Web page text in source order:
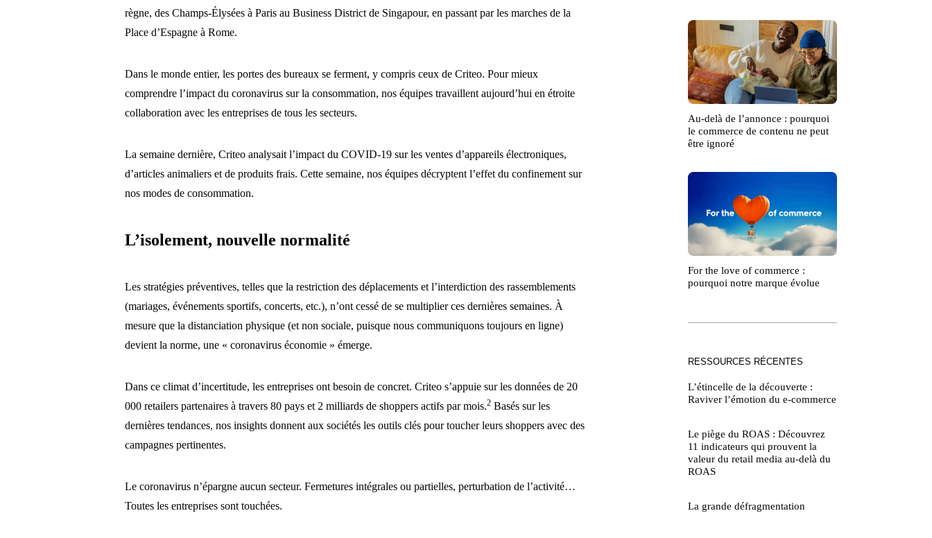
règne, des Champs-Élysées à Paris au Business District de Singapour, en passant par les marches de la
Place d’Espagne à Rome.
Dans le monde entier, les portes des bureaux se ferment, y compris ceux de Criteo. Pour mieux
comprendre l’impact du coronavirus sur la consommation, nos équipes travaillent aujourd’hui en étroite
collaboration avec les entreprises de tous les secteurs.
La semaine dernière, Criteo analysait l’impact du COVID-19 sur les ventes d’appareils électroniques,
d’articles animaliers et de produits frais. Cette semaine, nos équipes décryptent l’effet du confinement sur
nos modes de consommation.
L’isolement, nouvelle normalité
Les stratégies préventives, telles que la restriction des déplacements et l’interdiction des rassemblements
(mariages, événements sportifs, concerts, etc.), n’ont cessé de se multiplier ces dernières semaines. À
mesure que la distanciation physique (et non sociale, puisque nous communiquons toujours en ligne)
devient la norme, une « coronavirus économie » émerge.
Dans ce climat d’incertitude, les entreprises ont besoin de concret. Criteo s’appuie sur les données de 20
000 retailers partenaires à travers 80 pays et 2 milliards de shoppers actifs par mois.2 Basés sur les
dernières tendances, nos insights donnent aux sociétés les outils clés pour toucher leurs shoppers avec des
campagnes pertinentes.
Le coronavirus n’épargne aucun secteur. Fermetures intégrales ou partielles, perturbation de l’activité…
Toutes les entreprises sont touchées.
Au-delà de l’annonce : pourquoi
le commerce de contenu ne peut
être ignoré
For the love of commerce :
pourquoi notre marque évolue
RESSOURCES RÉCENTES
L’étincelle de la découverte :
Raviver l’émotion du e-commerce
Le piège du ROAS : Découvrez
11 indicateurs qui prouvent la
valeur du retail media au-delà du
ROAS
La grande défragmentation